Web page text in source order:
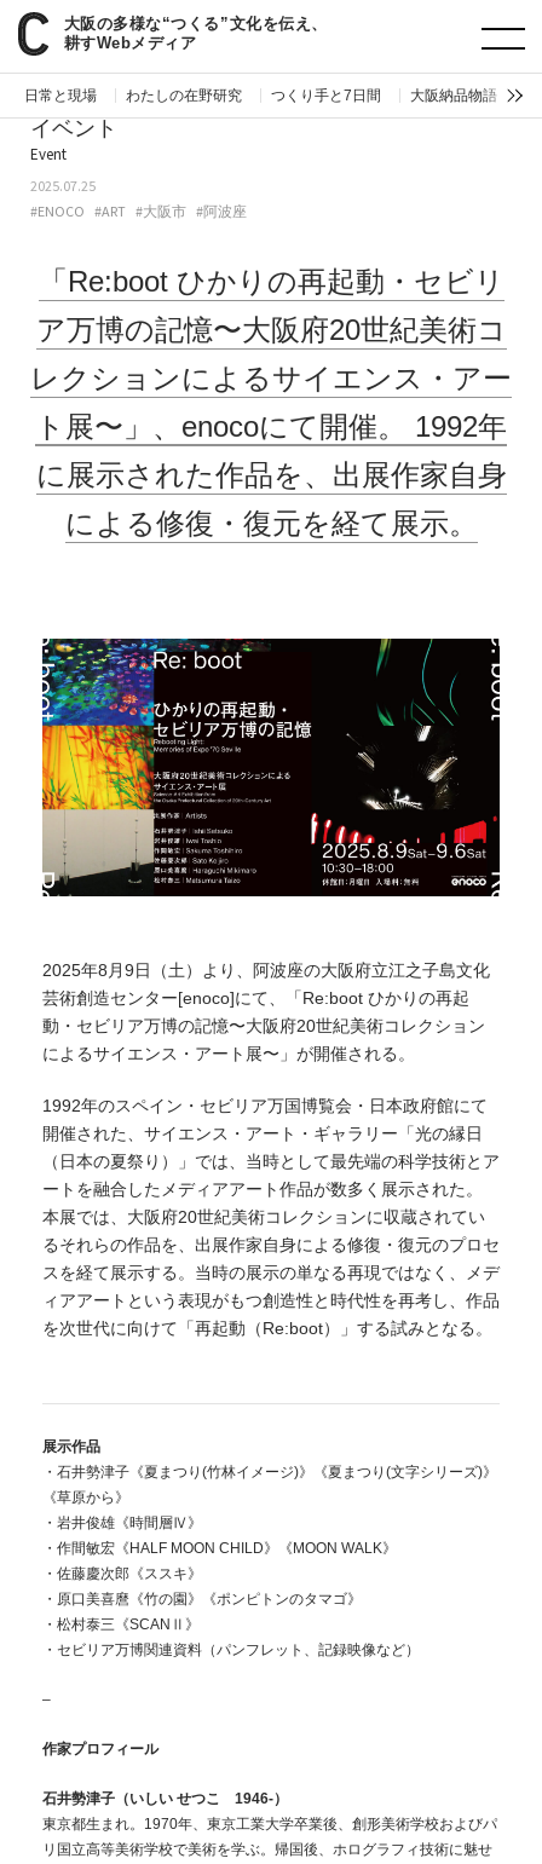
大阪の多様な“つくる”文化を伝え、
耕すWebメディア
日常と現場 わたしの在野研究 つくり手と7日間 大阪納品物語
paperC 今週のイベント
イベント
Event
2025.07.25
#ENOCO #ART #大阪市 #阿波座
「Re:boot ひかりの再起動・セビリ
ア万博の記憶〜⼤阪府20世紀美術コ
レクションによるサイエンス・アー
ト展〜」、enocoにて開催。
1992年
に展示された作品を、出展作家⾃⾝
による修復・復元を経て展⽰。
2025年8月9日（土）より、阿波座の⼤阪府⽴江之⼦島⽂化
芸術創造センター[enoco]にて、「Re:boot ひかりの再起
動・セビリア万博の記憶〜⼤阪府20世紀美術コレクション
によるサイエンス・アート展〜」が開催される。
1992年のスペイン・セビリア万国博覧会・⽇本政府館にて
開催された、サイエンス・アート・ギャラリー「光の縁⽇
（⽇本の夏祭り）」では、当時として最先端の科学技術とア
ートを融合したメディアアート作品が数多く展⽰された。
本展では、⼤阪府20世紀美術コレクションに収蔵されてい
るそれらの作品を、出展作家⾃⾝による修復・復元のプロセ
スを経て展⽰する。当時の展示の単なる再現ではなく、メデ
ィアアートという表現がもつ創造性と時代性を再考し、作品
を次世代に向けて「再起動（Re:boot）」する試みとなる。
展示作品
・石井勢津子《夏まつり(竹林イメージ)》《夏まつり(文字シリーズ)》
《草原から》
・岩井俊雄《時間層Ⅳ》
・作間敏宏《HALF MOON CHILD》《MOON WALK》
・佐藤慶次郎《ススキ》
・原口美喜麿《竹の園》《ポンピトンのタマゴ》
・松村泰三《SCANⅡ》
・セビリア万博関連資料（パンフレット、記録映像など）
–
作家プロフィール
石井勢津子（いしい せつこ 1946-）
東京都生まれ。1970年、東京工業大学卒業後、創形美術学校およびパ
リ国立高等美術学校で美術を学ぶ。帰国後、ホログラフィ技術に魅せ